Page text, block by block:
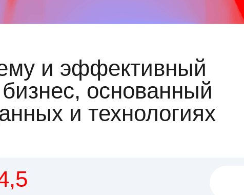
и эффективный
основанный
и технологиях